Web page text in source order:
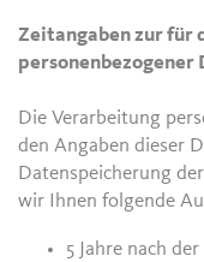
Zeitangaben zur für
personenbezogener
Die Verarbeitung
den Angaben dieser
Datenspeicherung
wir Ihnen folgende
5 Jahre nach